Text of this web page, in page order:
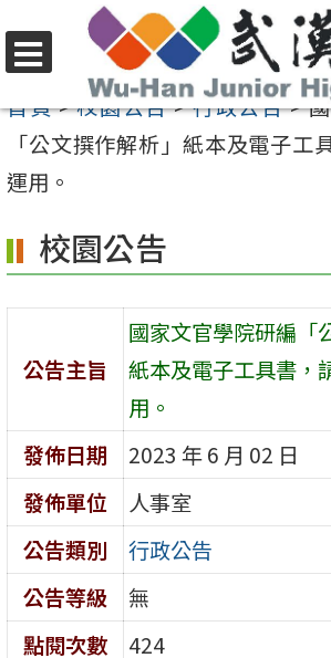
至
內
區
選
單
首頁>校園公告>行政公告>
「公文撰作解析」紙本及電子工
運用。
校園公告
公告主旨
國家文官學院研編「
紙本及電子工具書，
用。
發佈日期
2023 年 6 月 02 日
發佈單位
人事室
公告類別
行政公告
公告等級
無
點閱次數
424